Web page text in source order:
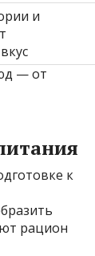
и
— от
к
рацион